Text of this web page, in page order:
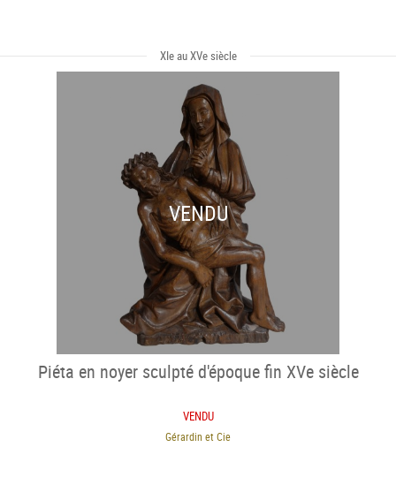
XIe au XVe siècle
VENDU
Piéta en noyer sculpté d'époque fin XVe siècle
VENDU
Gérardin et Cie